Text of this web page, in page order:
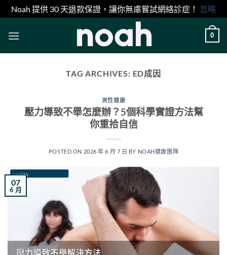
Noah 提供 30 天退款保證，讓你無慮嘗試網絡診症！ 忽略
0
TAG ARCHIVES: ED成因
男性健康
壓力導致不舉怎麼辦？5個科學實證方法幫
你重拾自信
POSTED ON 2026 年 6 月 7 日 BY NOAH健康團隊
07
6 月